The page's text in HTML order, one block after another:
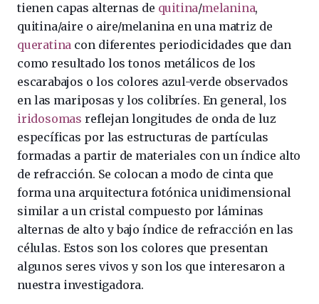
tienen capas alternas de quitina/melanina,
quitina/aire o aire/melanina en una matriz de
queratina con diferentes periodicidades que dan
como resultado los tonos metálicos de los
escarabajos o los colores azul-verde observados
en las mariposas y los colibríes. En general, los
iridosomas reflejan longitudes de onda de luz
específicas por las estructuras de partículas
formadas a partir de materiales con un índice alto
de refracción. Se colocan a modo de cinta que
forma una arquitectura fotónica unidimensional
similar a un cristal compuesto por láminas
alternas de alto y bajo índice de refracción en las
células. Estos son los colores que presentan
algunos seres vivos y son los que interesaron a
nuestra investigadora.